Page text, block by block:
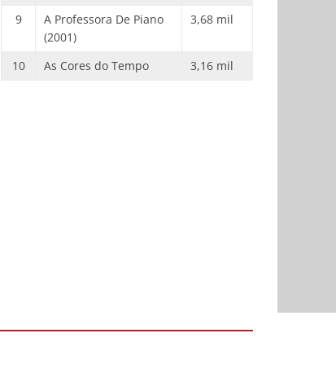
9
A Professora De Piano
(2001)
3,68 mil
10 As Cores do Tempo 3,16 mil